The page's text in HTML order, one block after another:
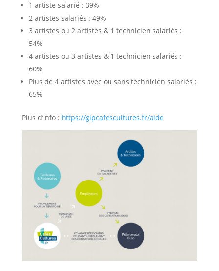
1 artiste salarié : 39%
2 artistes salariés : 49%
3 artistes ou 2 artistes & 1 technicien salariés :
54%
4 artistes ou 3 artistes & 1 technicien salariés :
60%
Plus de 4 artistes avec ou sans technicien salariés :
65%
Plus d’info : https://gipcafescultures.fr/aide